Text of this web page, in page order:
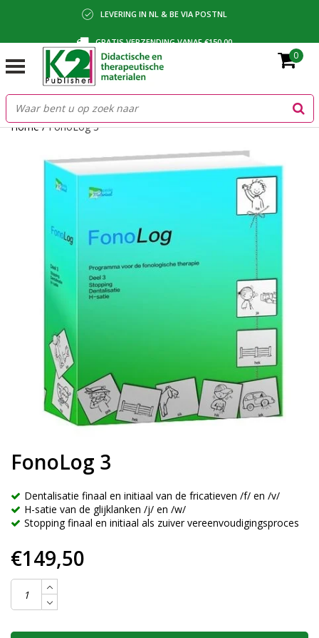
LEVERING IN NL & BE VIA POSTNL
GRATIS VERZENDING VANAF €150,00
BETALING VIA IDEAL, BANCONTACT OF FACTUUR
0
Home/FonoLog 3
FonoLog 3
Dentalisatie finaal en initiaal van de fricatieven /f/ en /v/
H-satie van de glijklanken /j/ en /w/
Stopping finaal en initiaal als zuiver vereenvoudigingsproces
€149,50